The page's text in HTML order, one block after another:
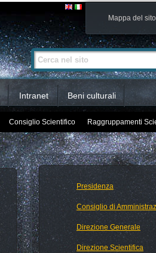
Mappa del sito
Cerca nel sito
Ricerca
avanzata…
Intranet Beni culturali
Consiglio Scientifico Raggruppamenti
Presidenza
Consiglio di
Direzione Generale
Direzione Scientifica